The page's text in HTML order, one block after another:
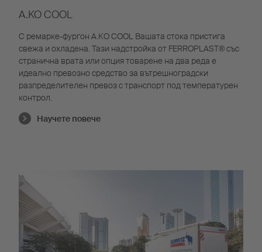
A.KO COOL
С ремарке-фургон A.KO COOL Вашата стока пристига
свежа и охладена. Тази надстройка от FERROPLAST® със
странична врата или опция товарене на два реда е
идеално превозно средство за вътрешноградски
разпределителен превоз с транспорт под температурен
контрол.
Научете повече